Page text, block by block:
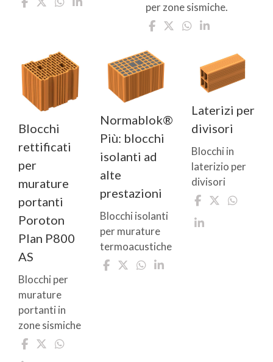
per zone sismiche.
Blocchi
rettificati
per
murature
portanti
Poroton
Plan P800
AS
Blocchi per
murature
portanti in
zone sismiche
Normablok®
Più: blocchi
isolanti ad
alte
prestazioni
Blocchi isolanti
per murature
termoacustiche
Laterizi per
divisori
Blocchi in
laterizio per
divisori